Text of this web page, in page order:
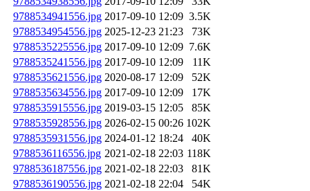
9788534941556.jpg 2017-09-10 12:09 3.5K
9788534954556.jpg 2025-12-23 21:23
73K
9788535225556.jpg 2017-09-10 12:09 7.6K
9788535241556.jpg 2017-09-10 12:09
11K
9788535621556.jpg 2020-08-17 12:09
52K
9788535634556.jpg 2017-09-10 12:09
17K
9788535915556.jpg 2019-03-15 12:05
85K
9788535928556.jpg 2026-02-15 00:26 102K
9788535931556.jpg 2024-01-12 18:24
40K
9788536116556.jpg 2021-02-18 22:03 118K
9788536187556.jpg 2021-02-18 22:03
81K
9788536190556.jpg 2021-02-18 22:04
54K